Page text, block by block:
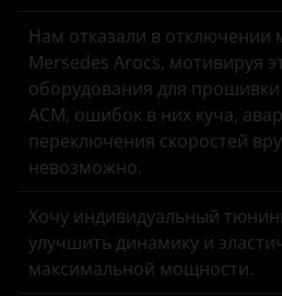
УАЗ
Нам отказали в отключении
Mersedes Arocs, мотивируя
оборудования для прошивки
ACM, ошибок в них куча,
переключения скоростей
невозможно.
Хочу индивидуальный
улучшить динамику и
максимальной мощности.